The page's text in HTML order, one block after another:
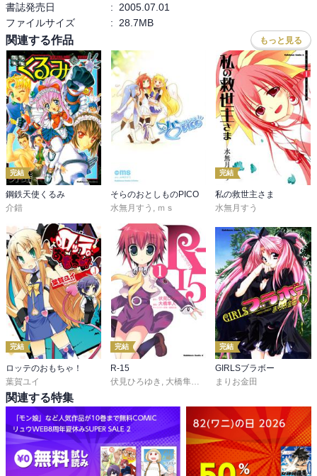
書誌発売日
:
2005.07.01
ファイルサイズ
: 28.7MB
関連する作品 もっと見る
完結
鋼鉄天使くるみ
介錯
そらのおとしものPICO
水無月すう , ｍｓ
完結
私の救世主さま
水無月すう
完結
ロッテのおもちゃ！
葉賀ユイ
完結
R-15
伏見ひろゆき
大橋隼人 藤真拓哉
完結
GIRLSブラボー
まりお金田
関連する特集